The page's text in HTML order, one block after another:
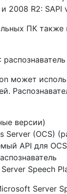
2008 R2: SAPI
ПК
может
версии)
Server (OCS)
API для
Speech
Server